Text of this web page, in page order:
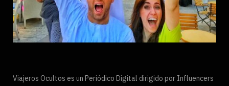
Viajeros Ocultos es un Periódico Digital dirigido por Influencers